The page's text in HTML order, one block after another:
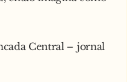
Central – jornal